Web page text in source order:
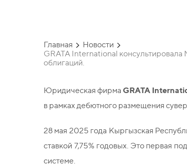
Главная
Новости
GRATA International
облигаций.
Юридическая фирмаGRATA
в рамках дебютного размещения
28 мая 2025 года Кыргызская
ставкой 7,75% годовых. Это первая
системе.